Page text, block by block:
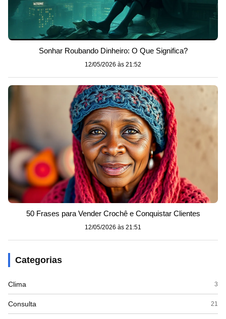
Sonhar Roubando Dinheiro: O Que Significa?
12/05/2026 às 21:52
50 Frases para Vender Crochê e Conquistar Clientes
12/05/2026 às 21:51
Categorias
Clima 3
Consulta 21